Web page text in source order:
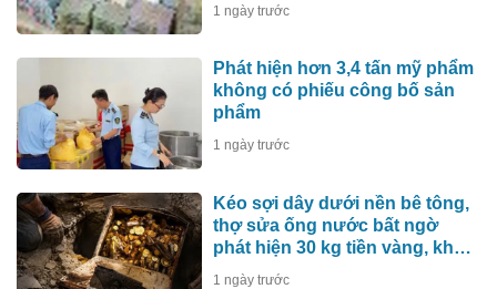
1 ngày trước
Phát hiện hơn 3,4 tấn mỹ phẩm
không có phiếu công bố sản
phẩm
1 ngày trước
Kéo sợi dây dưới nền bê tông,
thợ sửa ống nước bất ngờ
phát hiện 30 kg tiền vàng, khu
vực lập tức bị phong tỏa
1 ngày trước